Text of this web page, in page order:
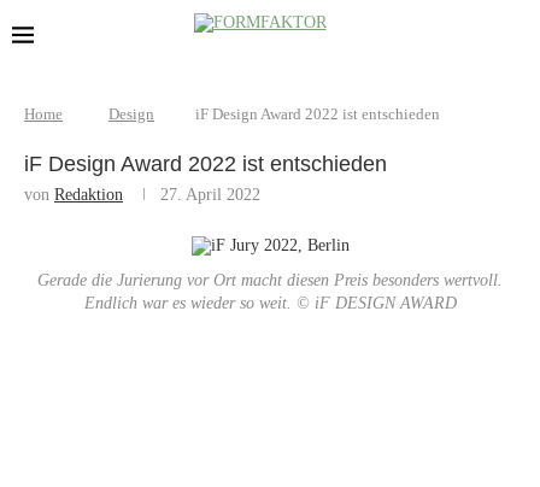
Home Design iF Design Award 2022 ist entschieden
iF Design Award 2022 ist entschieden
von Redaktion 27. April 2022
Gerade die Jurierung vor Ort macht diesen Preis besonders wertvoll.
Endlich war es wieder so weit. © iF DESIGN AWARD